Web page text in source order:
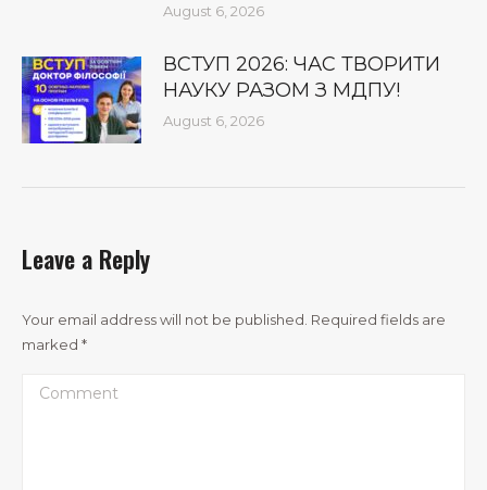
August 6, 2026
ВСТУП 2026: ЧАС ТВОРИТИ
НАУКУ РАЗОМ З МДПУ!
August 6, 2026
Leave a Reply
Your email address will not be published. Required fields are
marked *
Comment